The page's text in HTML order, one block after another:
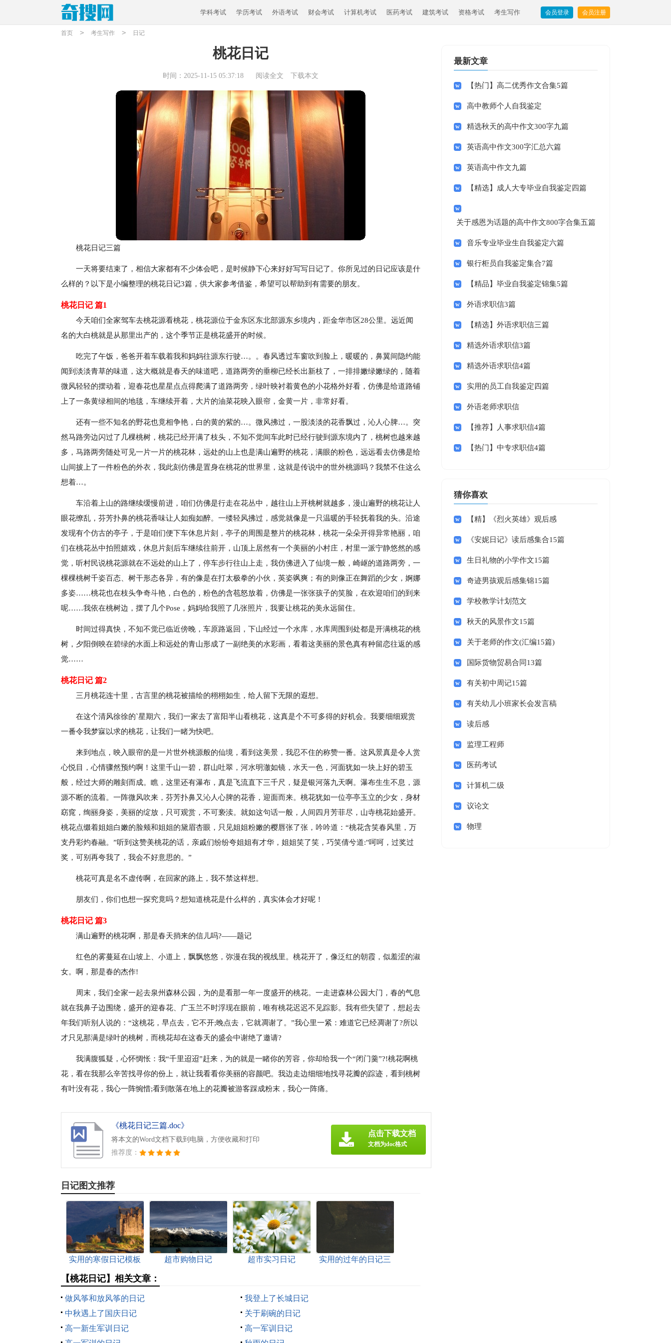
学科考试 学历考试 外语考试 财会考试 计算机考试 医药考试 建筑考试 资格考试 考生写作 会员登录 会员注册
首页 > 考生写作 > 日记
桃花日记
时间：2025-11-15 05:37:18 阅读全文 下载本文
桃花日记三篇
一天将要结束了，相信大家都有不少体会吧，是时候静下心来好好写写日记了。你所见过的日记应该是什
么样的？以下是小编整理的桃花日记3篇，供大家参考借鉴，希望可以帮助到有需要的朋友。
桃花日记 篇1
今天咱们全家驾车去桃花源看桃花，桃花源位于金东区东北部源东乡境内，距金华市区28公里。远近闻
名的大白桃就是从那里出产的，这个季节正是桃花盛开的时候。
吃完了午饭，爸爸开着车载着我和妈妈往源东行驶…。。春风透过车窗吹到脸上，暖暖的，鼻翼间隐约能
闻到淡淡青草的味道，这大概就是春天的味道吧，道路两旁的垂柳已经长出新枝了，一排排嫩绿嫩绿的，随着
微风轻轻的摆动着，迎春花也星星点点得爬满了道路两旁，绿叶映衬着黄色的小花格外好看，仿佛是给道路铺
上了一条黄绿相间的地毯，车继续开着，大片的油菜花映入眼帘，金黄一片，非常好看。
还有一些不知名的野花也竟相争艳，白的黄的紫的…。微风拂过，一股淡淡的花香飘过，沁人心脾…。突
然马路旁边闪过了几棵桃树，桃花已经开满了枝头，不知不觉间车此时已经行驶到源东境内了，桃树也越来越
多，马路两旁随处可见一片一片的桃花林，远处的山上也是满山遍野的桃花，满眼的粉色，远远看去仿佛是给
山间披上了一件粉色的外衣，我此刻仿佛是置身在桃花的世界里，这就是传说中的世外桃源吗？我禁不住这么
想着…。
车沿着上山的路继续缓慢前进，咱们仿佛是行走在花丛中，越往山上开桃树就越多，漫山遍野的桃花让人
眼花缭乱，芬芳扑鼻的桃花香味让人如痴如醉。一缕轻风拂过，感觉就像是一只温暖的手轻抚着我的头。沿途
发现有个仿古的亭子，于是咱们便下车休息片刻，亭子的周围是整片的桃花林，桃花一朵朵开得异常艳丽，咱
们在桃花丛中拍照嬉戏，休息片刻后车继续往前开，山顶上居然有一个美丽的小村庄，村里一派宁静悠然的感
觉，听村民说桃花源就在不远处的山上了，停车步行往山上走，我仿佛进入了仙境一般，崎岖的道路两旁，一
棵棵桃树千姿百态、树干形态各异，有的像是在打太极拳的小伙，英姿飒爽；有的则像正在舞蹈的少女，婀娜
多姿……桃花也在枝头争奇斗艳，白色的，粉色的含苞怒放着，仿佛是一张张孩子的笑脸，在欢迎咱们的到来
呢……我依在桃树边，摆了几个Pose，妈妈给我照了几张照片，我要让桃花的美永远留住。
时间过得真快，不知不觉已临近傍晚，车原路返回，下山经过一个水库，水库周围到处都是开满桃花的桃
树，夕阳倒映在碧绿的水面上和远处的青山形成了一副绝美的水彩画，看着这美丽的景色真有种留恋往返的感
觉……
桃花日记 篇2
三月桃花连十里，古言里的桃花被描绘的栩栩如生，给人留下无限的遐想。
在这个清风徐徐的`星期六，我们一家去了富阳半山看桃花，这真是个不可多得的好机会。我要细细观赏
一番令我梦寐以求的桃花，让我们一睹为快吧。
来到地点，映入眼帘的是一片世外桃源般的仙境，看到这美景，我忍不住的称赞一番。这风景真是令人赏
心悦目，心情骤然预约啊！这里千山一碧，群山吐翠，河水明澈如镜，水天一色，河面犹如一块上好的碧玉
般，经过大师的雕刻而成。瞧，这里还有瀑布，真是飞流直下三千尺，疑是银河落九天啊。瀑布生生不息，源
源不断的流着。一阵微风吹来，芬芳扑鼻又沁人心脾的花香，迎面而来。桃花犹如一位亭亭玉立的少女，身材
窈窕，绚丽身姿，美丽的绽放，只可观赏，不可亵渎。就如这句话一般，人间四月芳菲尽，山寺桃花始盛开。
桃花点缀着姐姐白嫩的脸颊和姐姐的黛眉杏眼，只见姐姐粉嫩的樱唇张了张，吟吟道：“桃花含笑春风里，万
支丹彩灼春融。”听到这赞美桃花的话，亲戚们纷纷夸姐姐有才华，姐姐笑了笑，巧笑倩兮道:"呵呵，过奖过
奖，可别再夸我了，我会不好意思的。”
桃花可真是名不虚传啊，在回家的路上，我不禁这样想。
朋友们，你们也想一探究竟吗？想知道桃花是什么样的，真实体会才好呢！
桃花日记 篇3
满山遍野的桃花啊，那是春天捎来的信儿吗?——题记
红色的雾蔓延在山坡上、小道上，飘飘悠悠，弥漫在我的视线里。桃花开了，像泛红的朝霞，似羞涩的淑
女。啊，那是春的杰作!
周末，我们全家一起去泉州森林公园，为的是看那一年一度盛开的桃花。一走进森林公园大门，春的气息
就在我鼻子边围绕，盛开的迎春花、广玉兰不时浮现在眼前，唯有桃花迟迟不见踪影。我有些失望了，想起去
年我们听别人说的：“这桃花，早点去，它不开;晚点去，它就凋谢了。”我心里一紧：难道它已经凋谢了?所以
才只见那满是绿叶的桃树，而桃花却在这春天的盛会中谢绝了邀请?
我满腹狐疑，心怀惆怅：我“千里迢迢”赶来，为的就是一睹你的芳容，你却给我一个“闭门羹”?!桃花啊桃
花，看在我那么辛苦找寻你的份上，就让我看看你美丽的容颜吧。我边走边细细地找寻花瓣的踪迹，看到桃树
有叶没有花，我心一阵惋惜;看到散落在地上的花瓣被游客踩成粉末，我心一阵痛。
《桃花日记三篇.doc》
将本文的Word文档下载到电脑，方便收藏和打印
推荐度：
点击下载文档
文档为doc格式
日记图文推荐
实用的寒假日记模板
超市购物日记 超市实习日记
实用的过年的日记三
【桃花日记】相关文章：
做风筝和放风筝的日记
我登上了长城日记
中秋遇上了国庆日记
关于刷碗的日记
高一新生军训日记
高一军训日记
最新文章
【热门】高二优秀作文合集5篇
高中教师个人自我鉴定
精选秋天的高中作文300字九篇
英语高中作文300字汇总六篇
英语高中作文九篇
【精选】成人大专毕业自我鉴定四篇
关于感恩为话题的高中作文800字合集五篇
音乐专业毕业生自我鉴定六篇
银行柜员自我鉴定集合7篇
【精品】毕业自我鉴定锦集5篇
外语求职信3篇
【精选】外语求职信三篇
精选外语求职信3篇
精选外语求职信4篇
实用的员工自我鉴定四篇
外语老师求职信
【推荐】人事求职信4篇
【热门】中专求职信4篇
猜你喜欢
【精】《烈火英雄》观后感
《安妮日记》读后感集合15篇
生日礼物的小学作文15篇
奇迹男孩观后感集锦15篇
学校教学计划范文
秋天的风景作文15篇
关于老师的作文(汇编15篇)
国际货物贸易合同13篇
有关初中周记15篇
有关幼儿小班家长会发言稿
读后感
监理工程师
医药考试
计算机二级
议论文
物理